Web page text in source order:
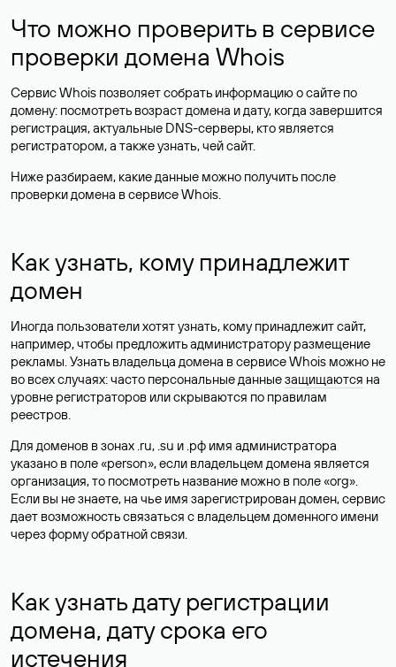
Что можно проверить в сервисе
проверки домена Whois
Сервис Whois позволяет собрать информацию о сайте по
домену: посмотреть возраст домена и дату, когда завершится
регистрация, актуальные DNS-серверы, кто является
регистратором, а также узнать, чей сайт.
Ниже разбираем, какие данные можно получить после
проверки домена в сервисе Whois.
Как узнать, кому принадлежит
домен
Иногда пользователи хотят узнать, кому принадлежит сайт,
например, чтобы предложить администратору размещение
рекламы. Узнать владельца домена в сервисе Whois можно не
во всех случаях: часто персональные данныезащищаются на
уровне регистраторов или скрываются по правилам
реестров.
Для доменов в зонах .ru, .su и .рф имя администратора
указано в поле «person», если владельцем домена является
организация, то посмотреть название можно в поле «org».
Если вы не знаете, на чье имя зарегистрирован домен, сервис
дает возможность связаться с владельцем доменного имени
через форму обратной связи.
Как узнать дату регистрации
домена, дату срока его
истечения